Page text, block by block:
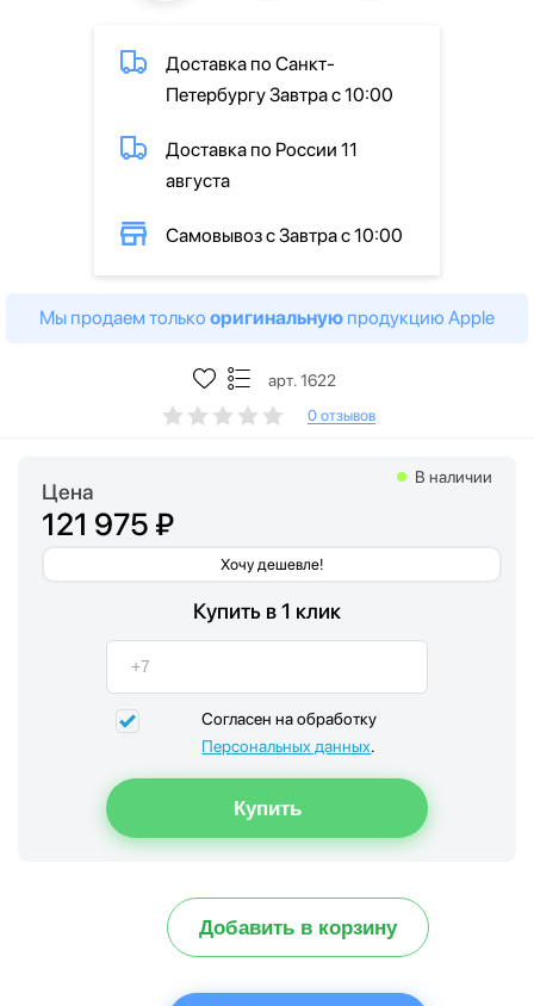
Доставка по Санкт-
Петербургу Завтра с 10:00
Доставка по России 11
августа
Самовывоз с Завтра с 10:00
Мы продаем только оригинальную продукцию Apple
арт. 1622
0 отзывов
Цена
121 975 ₽
Хочу дешевле!
В наличии
Купить в 1 клик
Согласен на обработку
Персональных данных.
Добавить в корзину